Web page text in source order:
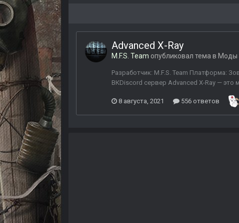
Advanced X-Ray
M.F.S. Team опубликовал тема в Моды
Разработчик: M.F.S. Team Платформа:
ВКDiscord сервер Advanced X-Ray — это
8 августа, 2021 556 ответов